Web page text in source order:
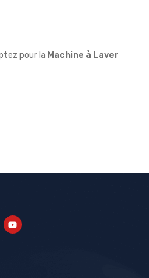
pour la Machine à Laver